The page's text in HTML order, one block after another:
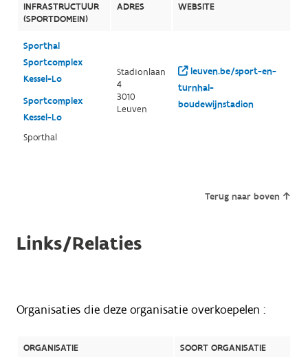
INFRASTRUCTUUR
(SPORTDOMEIN)
ADRES WEBSITE
Sporthal
Sportcomplex
Kessel-Lo
Sportcomplex
Kessel-Lo
Sporthal
Stadionlaan
4
3010
Leuven
leuven.be/sport-en-
turnhal-
boudewijnstadion
Terug naar boven
Links/Relaties
Organisaties die deze organisatie overkoepelen :
ORGANISATIE
SOORT ORGANISATIE